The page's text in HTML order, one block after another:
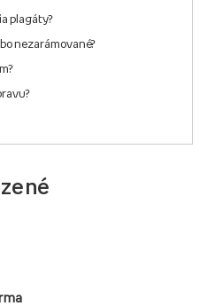
plagáty?
nezarámované?